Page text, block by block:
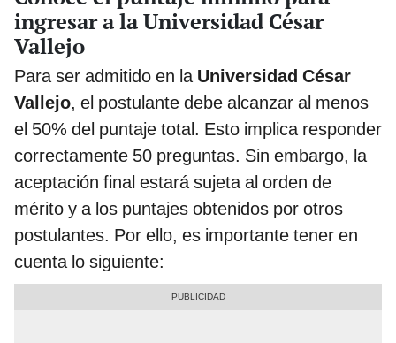
ingresar a la Universidad César
Vallejo
Para ser admitido en la Universidad César
Vallejo, el postulante debe alcanzar al menos
el 50% del puntaje total. Esto implica responder
correctamente 50 preguntas. Sin embargo, la
aceptación final estará sujeta al orden de
mérito y a los puntajes obtenidos por otros
postulantes. Por ello, es importante tener en
cuenta lo siguiente: